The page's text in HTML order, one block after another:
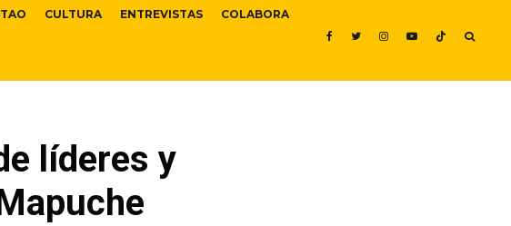
CULTURA ENTREVISTAS COLABORA
líderes y